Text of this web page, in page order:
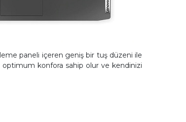
paneli içeren geniş bir tuş düzeni ile
konfora sahip olur ve kendinizi